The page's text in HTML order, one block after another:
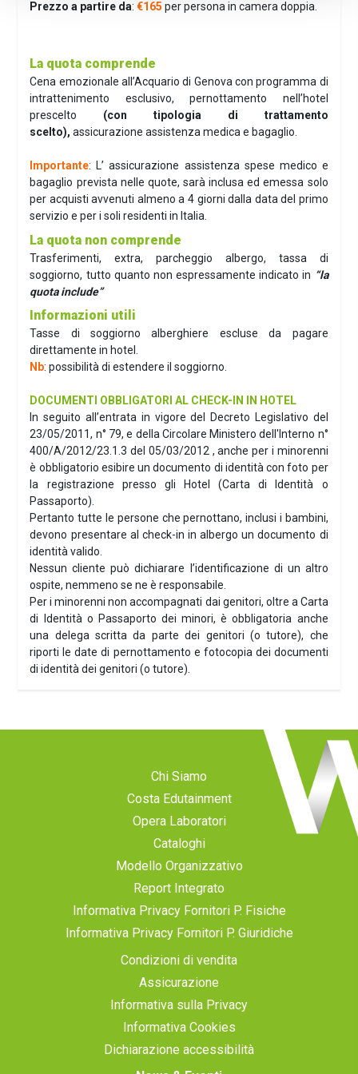
Prezzo a partire da: €165 per persona in camera doppia.
La quota comprende
Cena emozionale all’Acquario di Genova con programma di
intrattenimento esclusivo, pernottamento nell’hotel
prescelto (con tipologia di trattamento
scelto), assicurazione assistenza medica e bagaglio.
Importante: L’ assicurazione assistenza spese medico e
bagaglio prevista nelle quote, sarà inclusa ed emessa solo
per acquisti avvenuti almeno a 4 giorni dalla data del primo
servizio e per i soli residenti in Italia.
La quota non comprende
Trasferimenti, extra, parcheggio albergo, tassa di
soggiorno, tutto quanto non espressamente indicato in “la
quota include”
Informazioni utili
Tasse di soggiorno alberghiere escluse da pagare
direttamente in hotel.
Nb: possibilità di estendere il soggiorno.
DOCUMENTI OBBLIGATORI AL CHECK-IN IN HOTEL
In seguito all’entrata in vigore del Decreto Legislativo del
23/05/2011, n° 79, e della Circolare Ministero dell'Interno n°
400/A/2012/23.1.3 del 05/03/2012 , anche per i minorenni
è obbligatorio esibire un documento di identità con foto per
la registrazione presso gli Hotel (Carta di Identità o
Passaporto).
Pertanto tutte le persone che pernottano, inclusi i bambini,
devono presentare al check-in in albergo un documento di
identità valido.
Nessun cliente può dichiarare l’identificazione di un altro
ospite, nemmeno se ne è responsabile.
Per i minorenni non accompagnati dai genitori, oltre a Carta
di Identità o Passaporto dei minori, è obbligatoria anche
una delega scritta da parte dei genitori (o tutore), che
riporti le date di pernottamento e fotocopia dei documenti
di identità dei genitori (o tutore).
Chi Siamo
Costa Edutainment
Opera Laboratori
Cataloghi
Modello Organizzativo
Report Integrato
Informativa Privacy Fornitori P. Fisiche
Informativa Privacy Fornitori P. Giuridiche
Condizioni di vendita
Assicurazione
Informativa sulla Privacy
Informativa Cookies
Dichiarazione accessibilità